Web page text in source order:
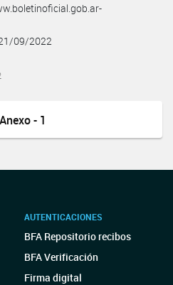
09/2022
- 1
AUTENTICACIONES
BFA Repositorio recibos
BFA Verificación
Firma digital